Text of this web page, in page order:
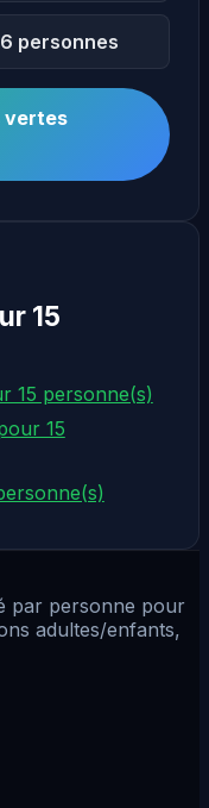
6 personnes
vertes
15
15 personne(s)
15
par personne pour
adultes/enfants,